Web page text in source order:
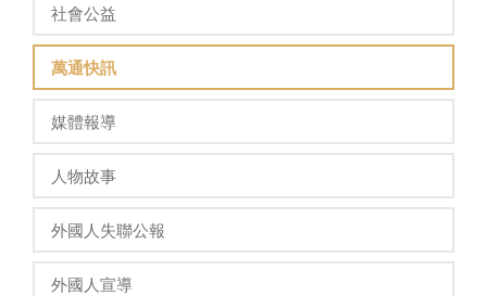
社會公益
萬通快訊
媒體報導
人物故事
外國人失聯公報
外國人宣導